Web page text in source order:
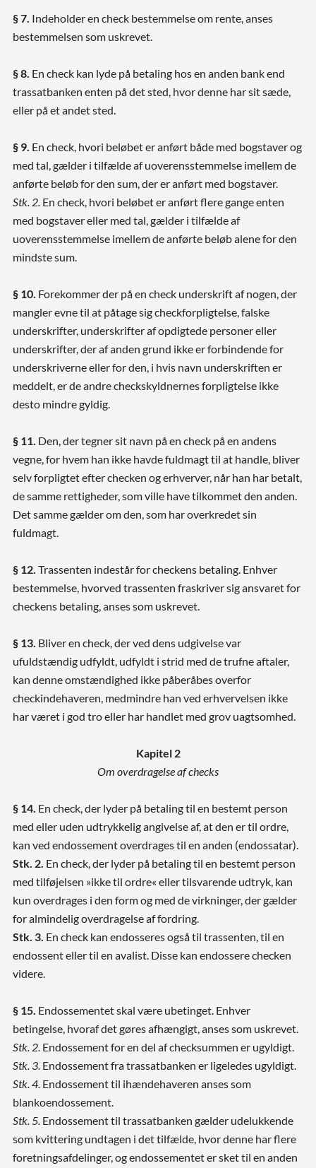
§ 7. Indeholder en check bestemmelse om rente, anses
bestemmelsen som uskrevet.
§ 8. En check kan lyde på betaling hos en anden bank end
trassatbanken enten på det sted, hvor denne har sit sæde,
eller på et andet sted.
§ 9. En check, hvori beløbet er anført både med bogstaver og
med tal, gælder i tilfælde af uoverensstemmelse imellem de
anførte beløb for den sum, der er anført med bogstaver.
Stk. 2. En check, hvori beløbet er anført flere gange enten
med bogstaver eller med tal, gælder i tilfælde af
uoverensstemmelse imellem de anførte beløb alene for den
mindste sum.
§ 10. Forekommer der på en check underskrift af nogen, der
mangler evne til at påtage sig checkforpligtelse, falske
underskrifter, underskrifter af opdigtede personer eller
underskrifter, der af anden grund ikke er forbindende for
underskriverne eller for den, i hvis navn underskriften er
meddelt, er de andre checkskyldnernes forpligtelse ikke
desto mindre gyldig.
§ 11. Den, der tegner sit navn på en check på en andens
vegne, for hvem han ikke havde fuldmagt til at handle, bliver
selv forpligtet efter checken og erhverver, når han har betalt,
de samme rettigheder, som ville have tilkommet den anden.
Det samme gælder om den, som har overkredet sin
fuldmagt.
§ 12. Trassenten indestår for checkens betaling. Enhver
bestemmelse, hvorved trassenten fraskriver sig ansvaret for
checkens betaling, anses som uskrevet.
§ 13. Bliver en check, der ved dens udgivelse var
ufuldstændig udfyldt, udfyldt i strid med de trufne aftaler,
kan denne omstændighed ikke påberåbes overfor
checkindehaveren, medmindre han ved erhvervelsen ikke
har været i god tro eller har handlet med grov uagtsomhed.
Kapitel 2
Om overdragelse af checks
§ 14. En check, der lyder på betaling til en bestemt person
med eller uden udtrykkelig angivelse af, at den er til ordre,
kan ved endossement overdrages til en anden (endossatar).
Stk. 2. En check, der lyder på betaling til en bestemt person
med tilføjelsen »ikke til ordre« eller tilsvarende udtryk, kan
kun overdrages i den form og med de virkninger, der gælder
for almindelig overdragelse af fordring.
Stk. 3. En check kan endosseres også til trassenten, til en
endossent eller til en avalist. Disse kan endossere checken
videre.
§ 15. Endossementet skal være ubetinget. Enhver
betingelse, hvoraf det gøres afhængigt, anses som uskrevet.
Stk. 2. Endossement for en del af checksummen er ugyldigt.
Stk. 3. Endossement fra trassatbanken er ligeledes ugyldigt.
Stk. 4. Endossement til ihændehaveren anses som
blankoendossement.
Stk. 5. Endossement til trassatbanken gælder udelukkende
som kvittering undtagen i det tilfælde, hvor denne har flere
foretningsafdelinger, og endossementet er sket til en anden